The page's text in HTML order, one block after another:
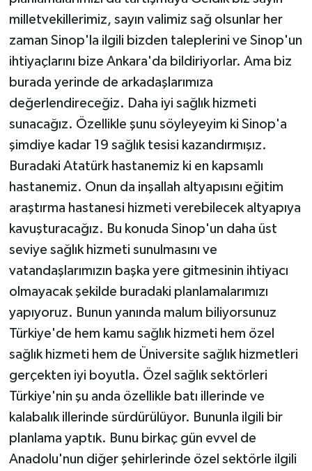
milletvekillerimiz, sayın valimiz sağ olsunlar her
zaman Sinop'la ilgili bizden taleplerini ve Sinop'un
ihtiyaçlarını bize Ankara'da bildiriyorlar. Ama biz
burada yerinde de arkadaşlarımıza
değerlendireceğiz. Daha iyi sağlık hizmeti
sunacağız. Özellikle şunu söyleyeyim ki Sinop'a
şimdiye kadar 19 sağlık tesisi kazandırmışız.
Buradaki Atatürk hastanemiz ki en kapsamlı
hastanemiz. Onun da inşallah altyapısını eğitim
araştırma hastanesi hizmeti verebilecek altyapıya
kavuşturacağız. Bu konuda Sinop'un daha üst
seviye sağlık hizmeti sunulmasını ve
vatandaşlarımızın başka yere gitmesinin ihtiyacı
olmayacak şekilde buradaki planlamalarımızı
yapıyoruz. Bunun yanında malum biliyorsunuz
Türkiye'de hem kamu sağlık hizmeti hem özel
sağlık hizmeti hem de Üniversite sağlık hizmetleri
gerçekten iyi boyutla. Özel sağlık sektörleri
Türkiye'nin şu anda özellikle batı illerinde ve
kalabalık illerinde sürdürülüyor. Bununla ilgili bir
planlama yaptık. Bunu birkaç gün evvel de
Anadolu'nun diğer şehirlerinde özel sektörle ilgili